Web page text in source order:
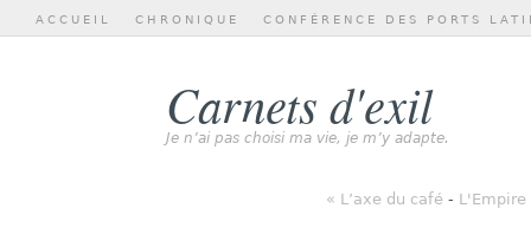
Carnets d'exil
Je n’ai pas choisi ma vie, je m’y adapte.
ACCUEIL CHRONIQUE CONFÉRENCE DES PORTS
« L’axe du café - L'Empire